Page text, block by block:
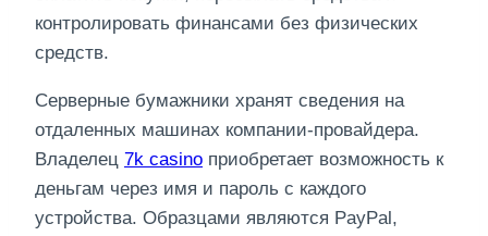
контролировать финансами без физических
средств.
Серверные бумажники хранят сведения на
отдаленных машинах компании-провайдера.
Владелец 7k casino приобретает возможность к
деньгам через имя и пароль с каждого
устройства. Образцами являются PayPal,